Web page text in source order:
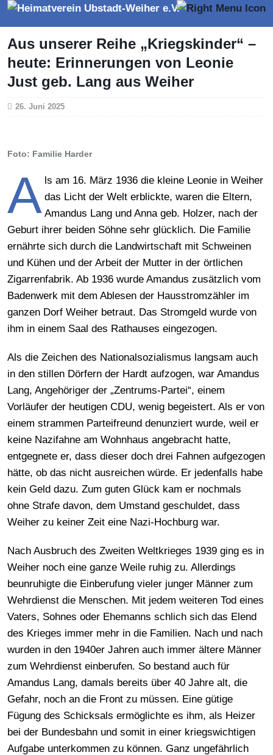
Aus unserer Reihe „Kriegskinder“ –
heute: Erinnerungen von Leonie
Just geb. Lang aus Weiher
26. Juni 2025
Foto: Familie Harder
A ls am 16. März 1936 die kleine Leonie in Weiher
das Licht der Welt erblickte, waren die Eltern,
Amandus Lang und Anna geb. Holzer, nach der
Geburt ihrer beiden Söhne sehr glücklich. Die Familie
ernährte sich durch die Landwirtschaft mit Schweinen
und Kühen und der Arbeit der Mutter in der örtlichen
Zigarrenfabrik. Ab 1936 wurde Amandus zusätzlich vom
Badenwerk mit dem Ablesen der Hausstromzähler im
ganzen Dorf Weiher betraut. Das Stromgeld wurde von
ihm in einem Saal des Rathauses eingezogen.
Als die Zeichen des Nationalsozialismus langsam auch
in den stillen Dörfern der Hardt aufzogen, war Amandus
Lang, Angehöriger der „Zentrums-Partei“, einem
Vorläufer der heutigen CDU, wenig begeistert. Als er von
einem strammen Parteifreund denunziert wurde, weil er
keine Nazifahne am Wohnhaus angebracht hatte,
entgegnete er, dass dieser doch drei Fahnen aufgezogen
hätte, ob das nicht ausreichen würde. Er jedenfalls habe
kein Geld dazu. Zum guten Glück kam er nochmals
ohne Strafe davon, dem Umstand geschuldet, dass
Weiher zu keiner Zeit eine Nazi-Hochburg war.
Nach Ausbruch des Zweiten Weltkrieges 1939 ging es in
Weiher noch eine ganze Weile ruhig zu. Allerdings
beunruhigte die Einberufung vieler junger Männer zum
Wehrdienst die Menschen. Mit jedem weiteren Tod eines
Vaters, Sohnes oder Ehemanns schlich sich das Elend
des Krieges immer mehr in die Familien. Nach und nach
wurden in den 1940er Jahren auch immer ältere Männer
zum Wehrdienst einberufen. So bestand auch für
Amandus Lang, damals bereits über 40 Jahre alt, die
Gefahr, noch an die Front zu müssen. Eine gütige
Fügung des Schicksals ermöglichte es ihm, als Heizer
bei der Bundesbahn und somit in einer kriegswichtigen
Aufgabe unterkommen zu können. Ganz ungefährlich